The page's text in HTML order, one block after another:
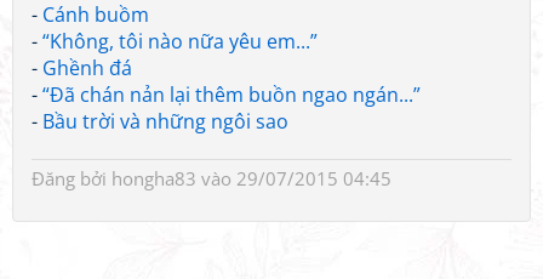
- Cánh buồm
-“Không, tôi nào nữa yêu em...”
- Ghềnh đá
-“Đã chán nản lại thêm buồn ngao ngán...”
- Bầu trời và những ngôi sao
Đăng bởi hongha83 vào 29/07/2015 04:45